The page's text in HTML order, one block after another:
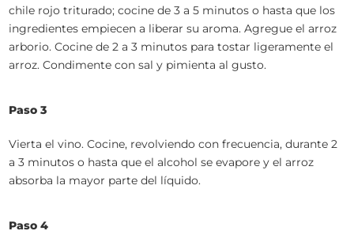
chile rojo triturado; cocine de 3 a 5 minutos o hasta que los
ingredientes empiecen a liberar su aroma. Agregue el arroz
arborio. Cocine de 2 a 3 minutos para tostar ligeramente el
arroz. Condimente con sal y pimienta al gusto.
Paso 3
Vierta el vino. Cocine, revolviendo con frecuencia, durante 2
a 3 minutos o hasta que el alcohol se evapore y el arroz
absorba la mayor parte del líquido.
Paso 4